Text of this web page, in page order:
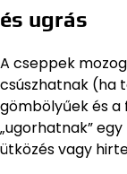
és ugrás
A cseppek
csúszhatnak (ha
gömbölyűek és
„ugorhatnak”
ütközés vagy